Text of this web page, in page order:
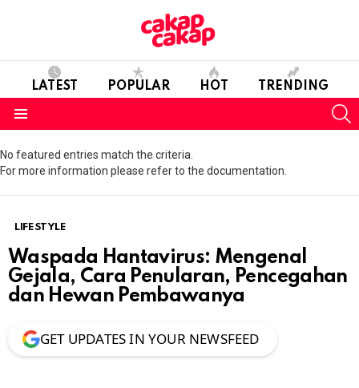
LATEST POPULAR HOT TRENDING
No featured entries match the criteria.
For more information please refer to the documentation.
LIFESTYLE
Waspada Hantavirus: Mengenal
Gejala, Cara Penularan, Pencegahan
dan Hewan Pembawanya
GET UPDATES IN YOUR NEWSFEED